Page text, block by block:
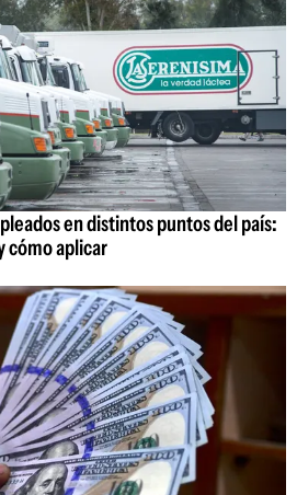
en distintos puntos del país:
cómo aplicar